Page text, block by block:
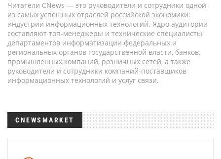
Читатели CNews — это руководители и сотрудники одной
из самых успешных отраслей российской экономики:
индустрии информационных технологий. Ядро аудитории
составляют топ-менеджеры и технические специалисты
департаментов информатизации федеральных и
региональных органов государственной власти, банков,
промышленных компаний, розничных сетей, а также
руководители и сотрудники компаний-поставщиков
информационных технологий и услуг связи.
CNEWSMARKET